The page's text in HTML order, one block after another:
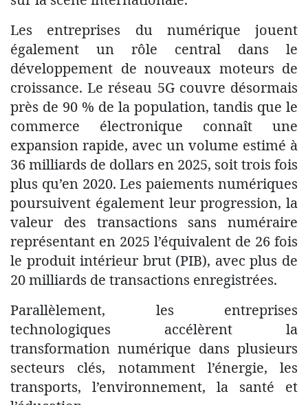
Les entreprises du numérique jouent
également un rôle central dans le
développement de nouveaux moteurs de
croissance. Le réseau 5G couvre désormais
près de 90 % de la population, tandis que le
commerce électronique connaît une
expansion rapide, avec un volume estimé à
36 milliards de dollars en 2025, soit trois fois
plus qu’en 2020. Les paiements numériques
poursuivent également leur progression, la
valeur des transactions sans numéraire
représentant en 2025 l’équivalent de 26 fois
le produit intérieur brut (PIB), avec plus de
20 milliards de transactions enregistrées.
Parallèlement, les entreprises
technologiques accélèrent la
transformation numérique dans plusieurs
secteurs clés, notamment l’énergie, les
transports, l’environnement, la santé et